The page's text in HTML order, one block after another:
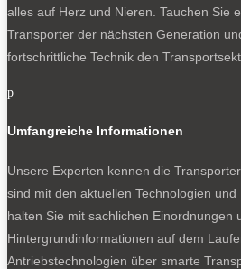
alles auf Herz und Nieren. Tauchen Sie
Transporter der nächsten Generation
fortschrittliche Technik den
p
Umfangreiche Informationen
Unsere Experten kennen die
sind mit den aktuellen Technologien
halten Sie mit sachlichen Einordnungen
Hintergrundinformationen auf dem
Antriebstechnologien über smarte